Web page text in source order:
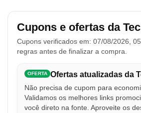
Cupons e ofertas da
Cupons verificados em: 07/08/2026,
regras antes de finalizar a compra.
OFERTA Ofertas atualizadas da
Não precisa de cupom para
Validamos os melhores links
você direto na fonte. Aproveite os